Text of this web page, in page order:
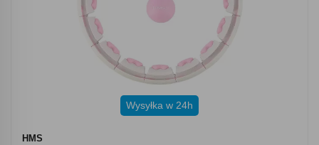
Wysyłka w 24h
HMS